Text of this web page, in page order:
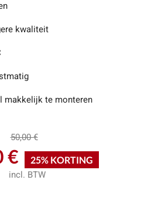
kwaliteit
makkelijk te monteren
50,00 €
€ 25% KORTING
incl. BTW